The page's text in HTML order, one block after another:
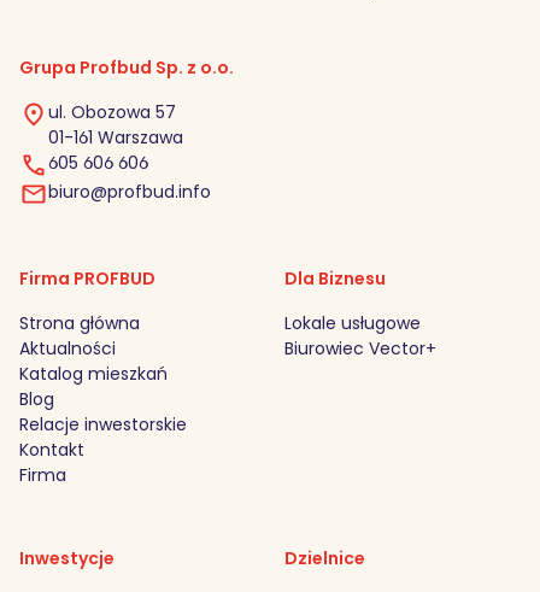
Grupa Profbud Sp. z o.o.
ul. Obozowa 57
01-161 Warszawa
605 606 606
biuro@profbud.info
Firma PROFBUD
Strona główna
Aktualności
Katalog mieszkań
Blog
Relacje inwestorskie
Kontakt
Firma
Dla Biznesu
Lokale usługowe
Biurowiec Vector+
Inwestycje Dzielnice